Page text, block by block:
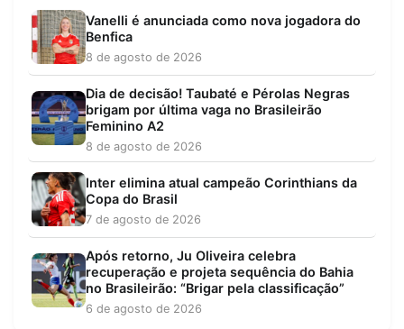
Vanelli é anunciada como nova jogadora do
Benfica
8 de agosto de 2026
Dia de decisão! Taubaté e Pérolas Negras
brigam por última vaga no Brasileirão
Feminino A2
8 de agosto de 2026
Inter elimina atual campeão Corinthians da
Copa do Brasil
7 de agosto de 2026
Após retorno, Ju Oliveira celebra
recuperação e projeta sequência do Bahia
no Brasileirão: “Brigar pela classificação”
6 de agosto de 2026